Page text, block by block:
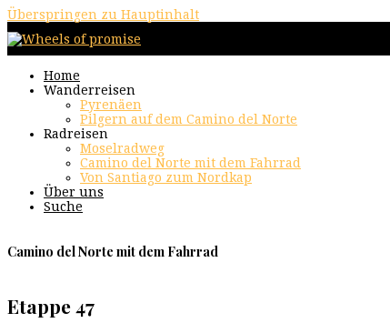
Überspringen zu Hauptinhalt
Home
Wanderreisen
Pyrenäen
Pilgern auf dem Camino del Norte
Radreisen
Moselradweg
Camino del Norte mit dem Fahrrad
Von Santiago zum Nordkap
Über uns
Suche
Camino del Norte mit dem Fahrrad
Etappe 47